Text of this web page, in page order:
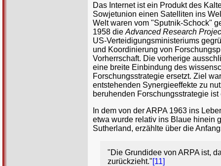
Das Internet ist ein Produkt des
Sowjetunion einen Satelliten ins
Welt waren vom "Sputnik-Schock"
1958 die Advanced Research
US-Verteidigungsministeriums
und Koordinierung von
Vorherrschaft. Die vorherige
eine breite Einbindung des
Forschungsstrategie ersetzt. Ziel
entstehenden Synergieeffekte zu
beruhenden Forschungsstrategie ist
In dem von der ARPA 1963 ins
etwa wurde relativ ins Blaue hinein
Sutherland, erzählte über die
"Die Grundidee von ARPA ist,
zurückzieht."[11]